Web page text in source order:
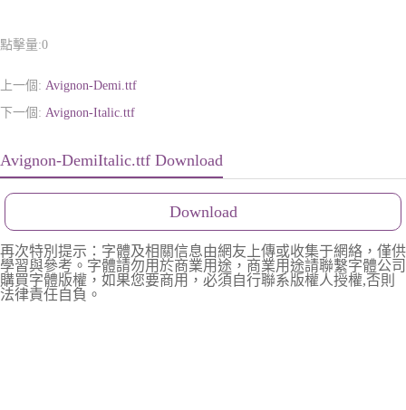
點擊量:0
上一個: Avignon-Demi.ttf
下一個: Avignon-Italic.ttf
Avignon-DemiItalic.ttf Download
Download
再次特別提示：字體及相關信息由網友上傳或收集于網絡，僅供
學習與參考。字體請勿用於商業用途，商業用途請聯繫字體公司
購買字體版權，如果您要商用，必須自行聯系版權人授權,否則
法律責任自負。